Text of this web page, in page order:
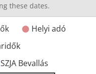
these dates.
Helyi adó
SZJA Bevallás